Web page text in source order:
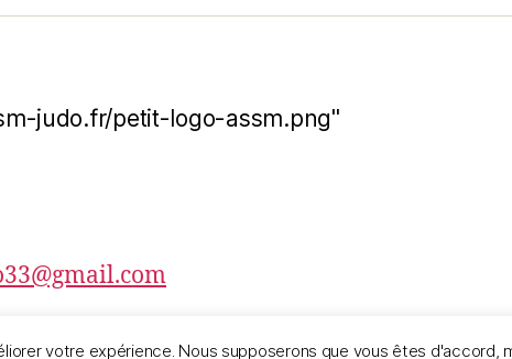
judo.fr/petit-logo-assm.png"
votre expérience. Nous supposerons que vous êtes d'accord,